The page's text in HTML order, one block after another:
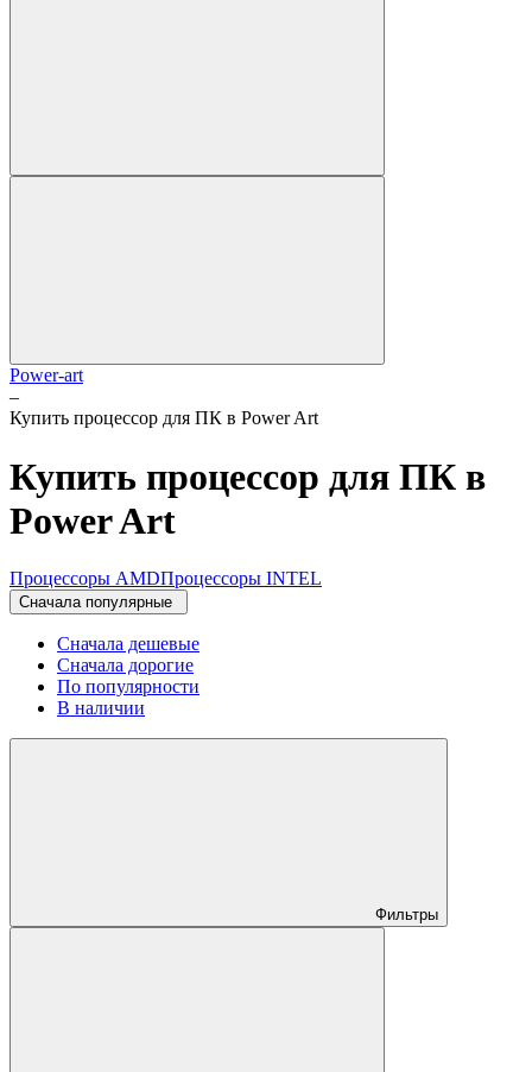
Power-art
–
Купить процессор для ПК в Power Art
Купить процессор для ПК в
Power Art
Процессоры AMDПроцессоры INTEL
Cначала популярные
Сначала дешевые
Сначала дорогие
По популярности
В наличии
Фильтры